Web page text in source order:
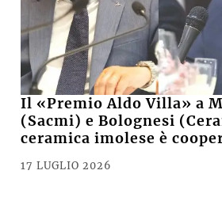
Il «Premio Aldo Villa» a
(Sacmi) e Bolognesi
ceramica imolese è
17 LUGLIO 2026